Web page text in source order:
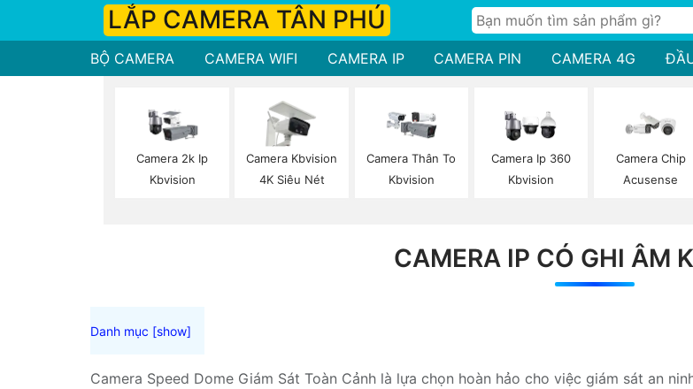
LẮP CAMERA TÂN PHÚ
BỘ CAMERA CAMERA WIFI CAMERA IP CAMERA PIN CAMERA 4G
Camera 2k Ip
Kbvision
Camera Kbvision
4K Siêu Nét
Camera Thân To
Kbvision
Camera Ip 360
Kbvision
Camera Chip
Acusense
CAMERA IP CÓ GHI ÂM
Camera Speed Dome Giám Sát Toàn Cảnh là lựa chọn hoàn hảo cho việc giám sát an